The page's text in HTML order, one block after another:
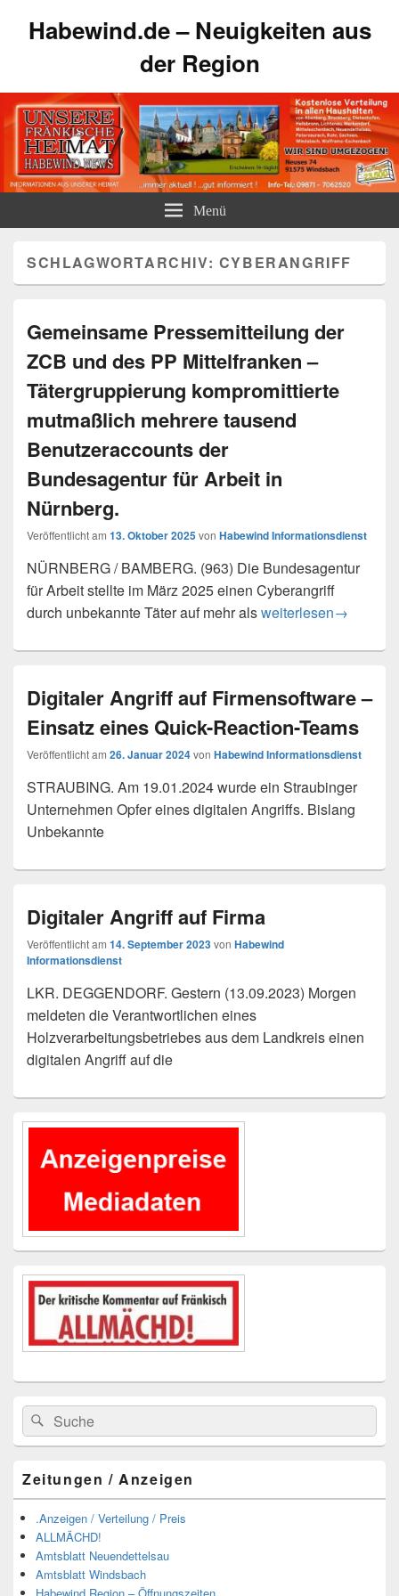
Habewind.de – Neuigkeiten aus
der Region
Menü
SCHLAGWORTARCHIV: CYBERANGRIFF
Gemeinsame Pressemitteilung der
ZCB und des PP Mittelfranken –
Tätergruppierung kompromittierte
mutmaßlich mehrere tausend
Benutzeraccounts der
Bundesagentur für Arbeit in
Nürnberg.
Veröffentlicht am 13. Oktober 2025von Habewind Informationsdienst
NÜRNBERG / BAMBERG. (963) Die Bundesagentur
für Arbeit stellte im März 2025 einen Cyberangriff
durch unbekannte Täter auf mehr alsGemeinsame
weiterlesen→
Digitaler Angriff auf Firmensoftware –
Einsatz eines Quick-Reaction-Teams
Veröffentlicht am 26. Januar 2024von Habewind Informationsdienst
STRAUBING. Am 19.01.2024 wurde ein Straubinger
Unternehmen Opfer eines digitalen Angriffs. Bislang
Unbekannte
Digitaler Angriff auf Firma
Veröffentlicht am 14. September 2023von Habewind
Informationsdienst
LKR. DEGGENDORF. Gestern (13.09.2023) Morgen
meldeten die Verantwortlichen eines
Holzverarbeitungsbetriebes aus dem Landkreis einen
digitalen Angriff auf die
Primärer
Widgetbereich
Suchen
nach:
Suchen
Zeitungen / Anzeigen
.Anzeigen / Verteilung / Preis
ALLMÄCHD!
Amtsblatt Neuendettelsau
Amtsblatt Windsbach
Habewind Region – Öffnungszeiten